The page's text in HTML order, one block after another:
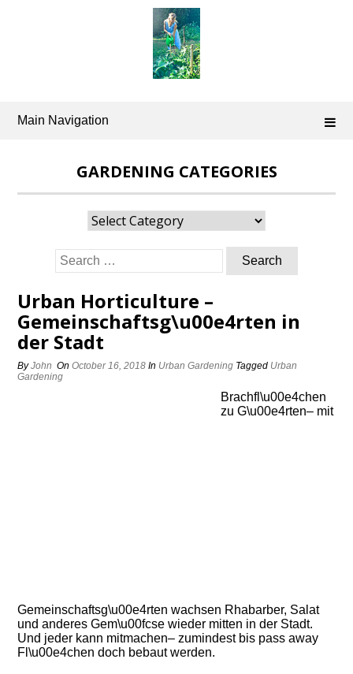
Main Navigation
GARDENING CATEGORIES
Gardening
Categories
Search
for:
Urban Horticulture –
Gemeinschaftsg\u00e4rten in
der Stadt
ByJohn OnOctober 16, 2018 In Urban Gardening Tagged Urban
Gardening
Brachfl\u00e4chen
zu G\u00e4rten– mit
Gemeinschaftsg\u00e4rten wachsen Rhabarber, Salat
und anderes Gem\u00fcse wieder mitten in der Stadt.
Und jeder kann mitmachen– zumindest bis pass away
Fl\u00e4chen doch bebaut werden.